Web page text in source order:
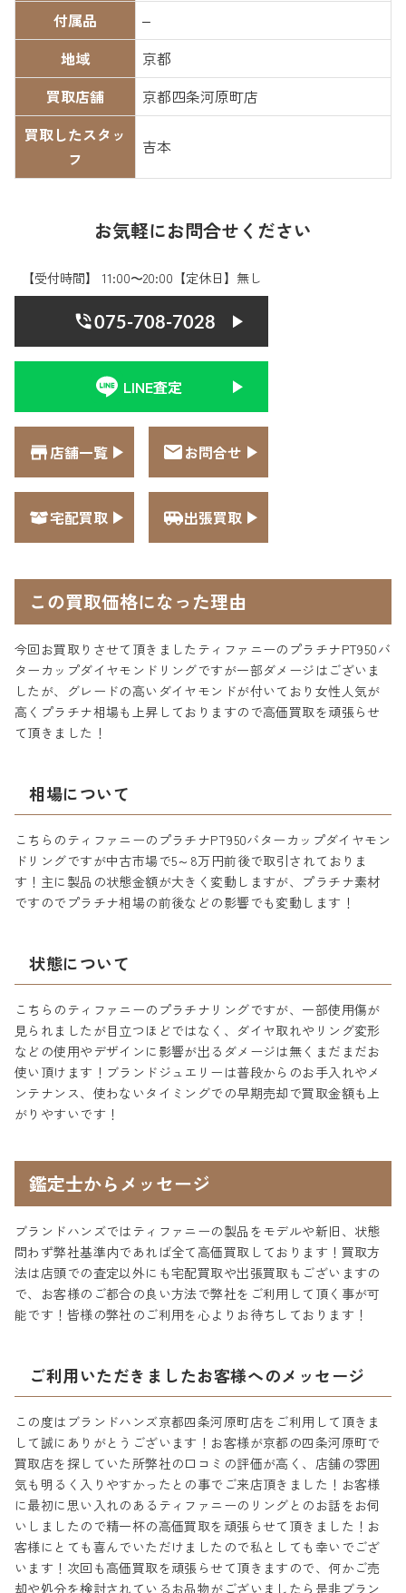
付属品
–
地域
京都
買取店舗
京都四条河原町店
買取したスタッ
フ
吉本
お気軽にお問合せください
【受付時間】 11:00〜20:00【定休日】無し
075-708-7028
LINE査定
店舗一覧 お問合せ
宅配買取 出張買取
この買取価格になった理由
今回お買取りさせて頂きましたティファニーのプラチナPT950バ
ターカップダイヤモンドリングですが一部ダメージはございま
したが、グレードの高いダイヤモンドが付いており女性人気が
高くプラチナ相場も上昇しておりますので高価買取を頑張らせ
て頂きました！
相場について
こちらのティファニーのプラチナPT950バターカップダイヤモン
ドリングですが中古市場で5～8万円前後で取引されておりま
す！主に製品の状態金額が大きく変動しますが、プラチナ素材
ですのでプラチナ相場の前後などの影響でも変動します！
状態について
こちらのティファニーのプラチナリングですが、一部使用傷が
見られましたが目立つほどではなく、ダイヤ取れやリング変形
などの使用やデザインに影響が出るダメージは無くまだまだお
使い頂けます！ブランドジュエリーは普段からのお手入れやメ
ンテナンス、使わないタイミングでの早期売却で買取金額も上
がりやすいです！
鑑定士からメッセージ
ブランドハンズではティファニーの製品をモデルや新旧、状態
問わず弊社基準内であれば全て高価買取しております！買取方
法は店頭での査定以外にも宅配買取や出張買取もございますの
で、お客様のご都合の良い方法で弊社をご利用して頂く事が可
能です！皆様の弊社のご利用を心よりお待ちしております！
ご利用いただきましたお客様へのメッセージ
この度はブランドハンズ京都四条河原町店をご利用して頂きま
して誠にありがとうございます！お客様が京都の四条河原町で
買取店を探していた所弊社の口コミの評価が高く、店舗の雰囲
気も明るく入りやすかったとの事でご来店頂きました！お客様
に最初に思い入れのあるティファニーのリングとのお話をお伺
いしましたので精一杯の高価買取を頑張らせて頂きました！お
客様にとても喜んでいただけましたので私としても幸いでござ
います！次回も高価買取を頑張らせて頂きますので、何かご売
却や処分を検討されているお品物がございましたら是非ブラン